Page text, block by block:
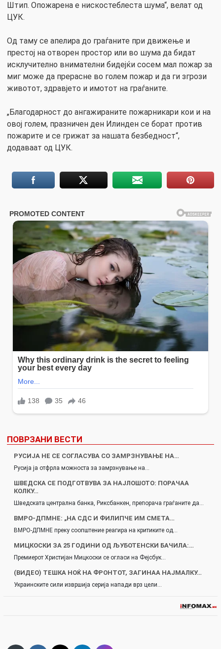
Штип. Опожарена е нискостеблеста шума“, велат од
ЦУК.
Од таму се апелира до граѓаните при движење и
престој на отворен простор или во шума да бидат
исклучително внимателни бидејќи сосем мал пожар за
миг може да прерасне во голем пожар и да ги згрози
животот, здравјето и имотот на граѓаните.
„Благодарност до ангажираните пожарникари кои и на
овој голем, празничен ден Илинден се борат против
пожарите и се грижат за нашата безбедност“,
додаваат од ЦУК.
ПОВРЗАНИ ВЕСТИ
РУСИЈА НЕ СЕ СОГЛАСУВА СО ЗАМРЗНУВАЊЕ НА…
Русија ја отфрла можноста за замрзнување на…
ШВЕДСКА СЕ ПОДГОТВУВА ЗА НАЈЛОШОТО: ПОРАЧАА
КОЛКУ…
Шведската централна банка, Риксбанкен, препорача граѓаните да…
ВМРО-ДПМНЕ: „НА СДС И ФИЛИПЧЕ ИМ СМЕТА…
ВМРО-ДПМНЕ преку соопштение реагира на критиките од…
МИЦКОСКИ ЗА 25 ГОДИНИ ОД ЉУБОТЕНСКИ БАЧИЛА:…
Премиерот Христијан Мицкоски се огласи на Фејсбук…
(ВИДЕО) ТЕШКА НОЌ НА ФРОНТОТ, ЗАГИНАА НАЈМАЛКУ…
Украинските сили извршија серија напади врз цели…